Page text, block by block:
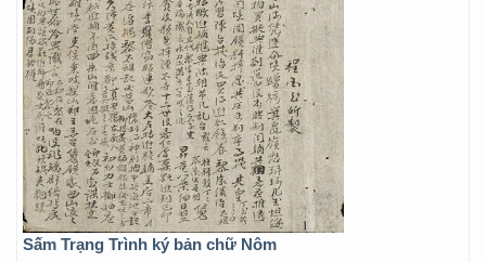
Sấm Trạng Trình ký bản chữ Nôm